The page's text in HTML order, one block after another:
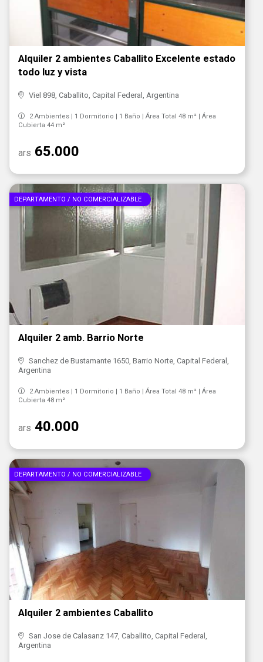
Alquiler 2 ambientes Caballito Excelente estado
todo luz y vista
Viel 898, Caballito, Capital Federal, Argentina
2 Ambientes | 1 Dormitorio | 1 Baño | Área Total 48 m² | Área
Cubierta 44 m²
ars 65.000
DEPARTAMENTO / NO COMERCIALIZABLE
Alquiler 2 amb. Barrio Norte
Sanchez de Bustamante 1650, Barrio Norte, Capital Federal,
Argentina
2 Ambientes | 1 Dormitorio | 1 Baño | Área Total 48 m² | Área
Cubierta 48 m²
ars 40.000
DEPARTAMENTO / NO COMERCIALIZABLE
Alquiler 2 ambientes Caballito
San Jose de Calasanz 147, Caballito, Capital Federal,
Argentina